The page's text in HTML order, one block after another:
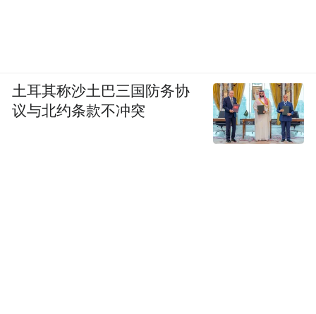
土耳其称沙土巴三国防务协
议与北约条款不冲突